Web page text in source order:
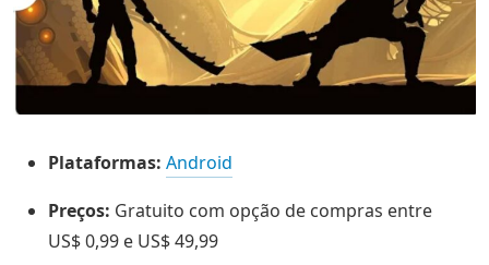
Plataformas: Android
Preços: Gratuito com opção de compras entre
US$ 0,99 e US$ 49,99